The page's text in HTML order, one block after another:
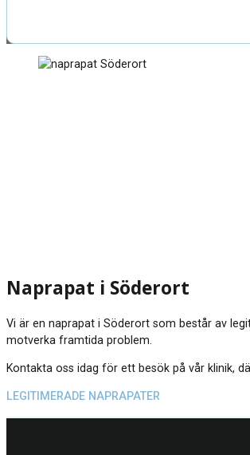
Naprapat i Söderort
Vi är en naprapat i Söderort som består av
motverka framtida problem.
Kontakta oss idag för ett besök på vår klinik,
LEGITIMERADE NAPRAPATER